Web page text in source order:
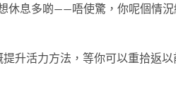
休息多啲——唔使驚，你呢個情況
升活力方法，等你可以重拾返以